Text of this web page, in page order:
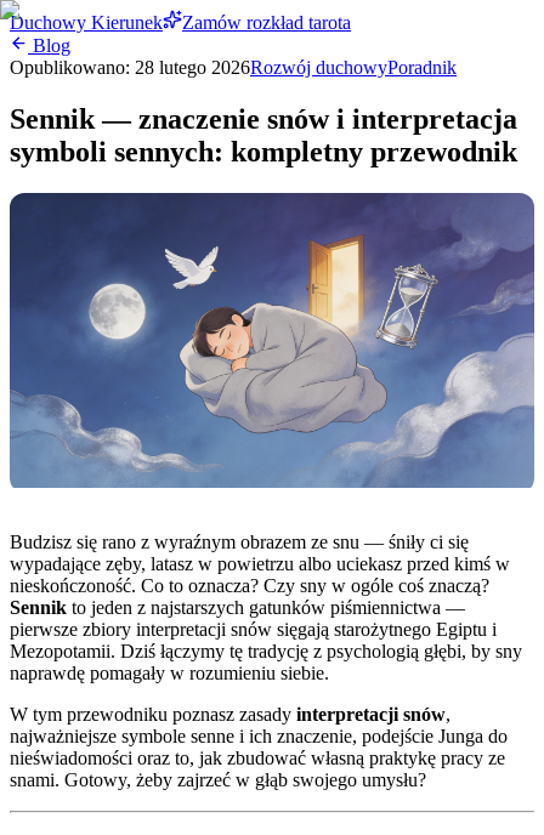
Duchowy Kierunek
Zamów rozkład tarota
Blog
Opublikowano: 28 lutego 2026Rozwój duchowyPoradnik
Sennik — znaczenie snów i interpretacja
symboli sennych: kompletny przewodnik
Budzisz się rano z wyraźnym obrazem ze snu — śniły ci się
wypadające zęby, latasz w powietrzu albo uciekasz przed kimś w
nieskończoność. Co to oznacza? Czy sny w ogóle coś znaczą?
Sennik to jeden z najstarszych gatunków piśmiennictwa —
pierwsze zbiory interpretacji snów sięgają starożytnego Egiptu i
Mezopotamii. Dziś łączymy tę tradycję z psychologią głębi, by sny
naprawdę pomagały w rozumieniu siebie.
W tym przewodniku poznasz zasady interpretacji snów,
najważniejsze symbole senne i ich znaczenie, podejście Junga do
nieświadomości oraz to, jak zbudować własną praktykę pracy ze
snami. Gotowy, żeby zajrzeć w głąb swojego umysłu?